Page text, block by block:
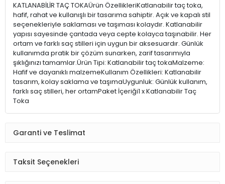
KATLANABİLİR TAÇ TOKAÜrün ÖzellikleriKatlanabilir taç toka,
hafif, rahat ve kullanışlı bir tasarıma sahiptir. Açık ve kapalı stil
seçenekleriyle saklaması ve taşıması kolaydır. Katlanabilir
yapısı sayesinde çantada veya cepte kolayca taşınabilir. Her
ortam ve farklı saç stilleri için uygun bir aksesuardır. Günlük
kullanımda pratik bir çözüm sunarken, zarif tasarımıyla
şıklığınızı tamamlar.Ürün Tipi: Katlanabilir taç tokaMalzeme:
Hafif ve dayanıklı malzemeKullanım Özellikleri: Katlanabilir
tasarım, kolay saklama ve taşımaUygunluk: Günlük kullanım,
farklı saç stilleri, her ortamPaket İçeriği1 x Katlanabilir Taç
Toka
Garanti ve Teslimat
Taksit Seçenekleri